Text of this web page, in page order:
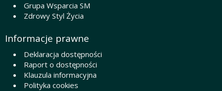
Grupa Wsparcia SM
Zdrowy Styl Życia
Informacje prawne
Deklaracja dostępności
Raport o dostępności
Klauzula informacyjna
Polityka cookies